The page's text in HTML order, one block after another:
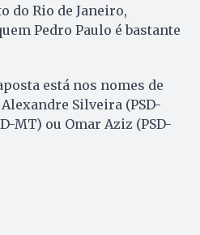
do Rio de Janeiro,
Pedro Paulo é bastante
está nos nomes de
Silveira (PSD-
MT) ou Omar Aziz (PSD-